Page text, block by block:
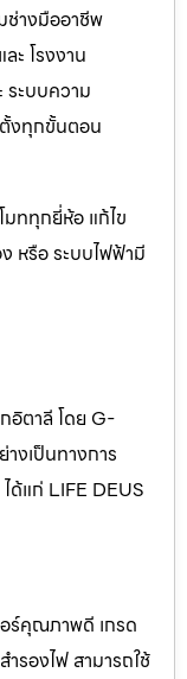
ช่างมืออาชีพ
ะ โรงงาน
ะบบความ
งทุกขั้นตอน
มททุกยี่ห้อ แก้ไข
หรือ ระบบไฟฟ้ามี
อิตาลี โดย G-
งเป็นทางการ
ด้แก่ LIFE DEUS
ร์คุณภาพดี เกรด
รองไฟ สามารถใช้